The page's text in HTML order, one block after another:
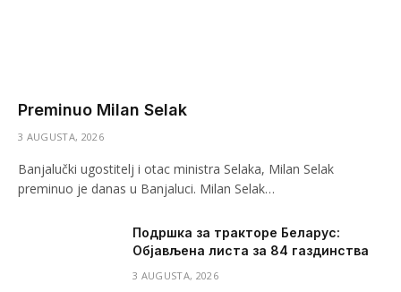
Preminuo Milan Selak
3 AUGUSTA, 2026
Banjalučki ugostitelj i otac ministra Selaka, Milan Selak
preminuo je danas u Banjaluci. Milan Selak…
Подршка за тракторе Беларус:
Објављена листа за 84 газдинства
3 AUGUSTA, 2026